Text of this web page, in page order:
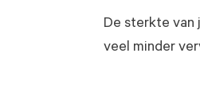
De sterkte van
veel minder